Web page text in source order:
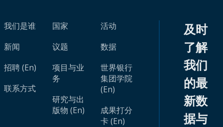
我们是谁
新闻
招聘 (En)
联系方式
国家
议题
项目与业
务
研究与出
版物 (En)
活动
数据
世界银行
集团学院
(En)
成果打分
卡 (En)
及时
了解
我们
的最
新数
据与